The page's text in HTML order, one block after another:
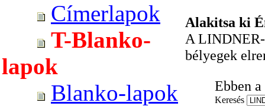
Címerlapok
T-Blanko-
lapok
Blanko-lapok
Alakitsa ki
A LINDNER-
bélyegek
Ebben
Keresés